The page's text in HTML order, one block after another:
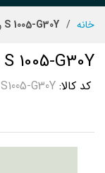
خانه S 1005-G30Y رنگ
S 1005-G30Y رنگ
کد کالا S1005-G30Y